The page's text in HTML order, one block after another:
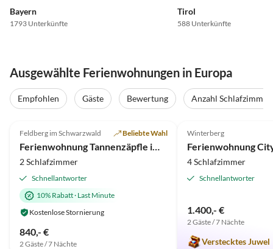
Bayern
1793 Unterkünfte
Tirol
588 Unterkünfte
Ausgewählte Ferienwohnungen in Europa
Empfohlen Gäste Bewertung Anzahl Schlafzimmer
Feldberg im Schwarzwald Beliebte Wahl
Ferienwohnung Tannenzäpfle im Haslehaus
2 Schlafzimmer
Schnellantworter
10% Rabatt· Last Minute
Kostenlose Stornierung
840,- €
2 Gäste / 7 Nächte
Winterberg
4 Schlafzimmer
Schnellantworter
1.400,- €
2 Gäste / 7 Nächte
Verstecktes Juwel